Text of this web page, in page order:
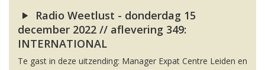
Radio Weetlust - donderdag 15
december 2022 // aflevering 349:
INTERNATIONAL
Te gast in deze uitzending: Manager Expat Centre Leiden en